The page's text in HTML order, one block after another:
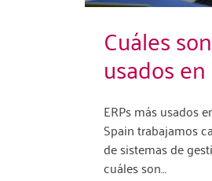
Cuáles
usados
ERPs más usados
Spain trabajamos
de sistemas de
cuáles son…